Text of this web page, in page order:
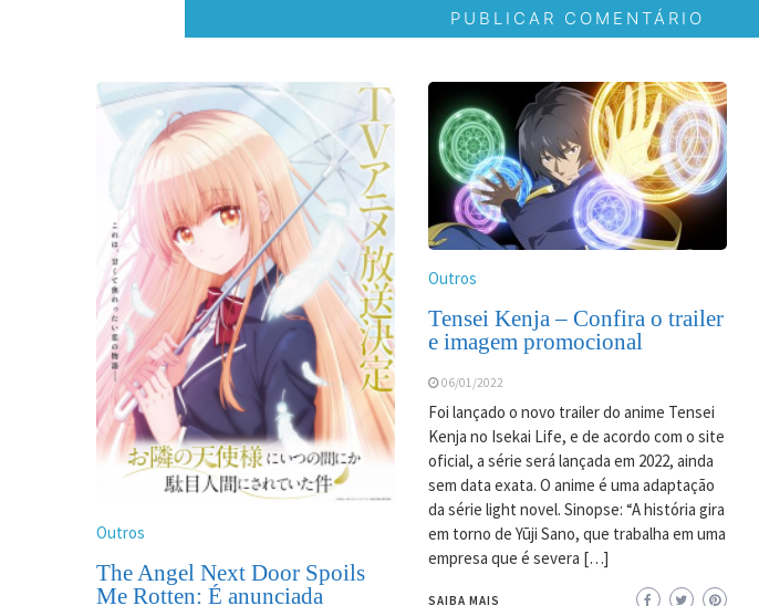
Outros
The Angel Next Door Spoils
Me Rotten: É anunciada
Outros
Tensei Kenja – Confira o trailer
e imagem promocional
06/01/2022
Foi lançado o novo trailer do anime Tensei
Kenja no Isekai Life, e de acordo com o site
oficial, a série será lançada em 2022, ainda
sem data exata. O anime é uma adaptação
da série light novel. Sinopse: “A história gira
em torno de Yūji Sano, que trabalha em uma
empresa que é severa […]
SAIBA MAIS